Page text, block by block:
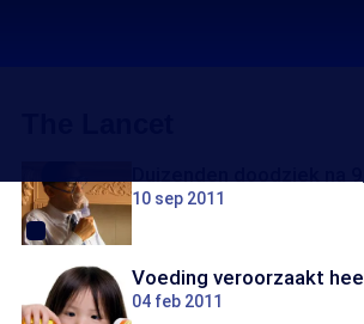
10 sep 2011
Voeding veroorzaakt
04 feb 2011